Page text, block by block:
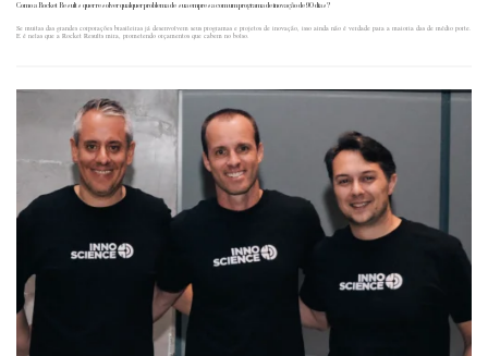
Como a Rocket Results quer resolver qualquer problema de sua empresa com um programa de inovação de 90 dias?
Se muitas das grandes corporações brasileiras já desenvolvem seus programas e projetos de inovação, isso ainda não é verdade para a maioria das de médio porte.
E é nelas que a Rocket Results mira, prometendo orçamentos que cabem no bolso.